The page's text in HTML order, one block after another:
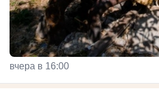
вчера в 16:00